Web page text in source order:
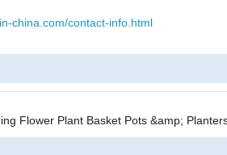
china.com/contact-info.html